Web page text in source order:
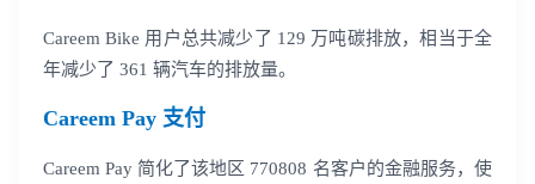
Careem Bike 用户总共减少了 129 万吨碳排放，相当于全
年减少了 361 辆汽车的排放量。
Careem Pay 支付
Careem Pay 简化了该地区 770808 名客户的金融服务，使